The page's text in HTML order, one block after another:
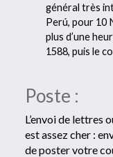
général très
Perú, pour 10
plus d’une
1588, puis le
Poste :
L’envoi de lettres
est assez cher :
de poster votre